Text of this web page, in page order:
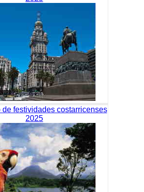
festividades costarricenses
2025